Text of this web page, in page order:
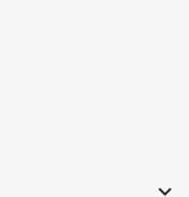
